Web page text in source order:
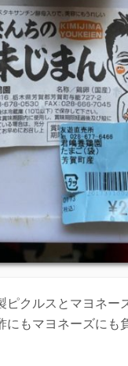
ピクルスとマヨネー
にもマヨネーズにも